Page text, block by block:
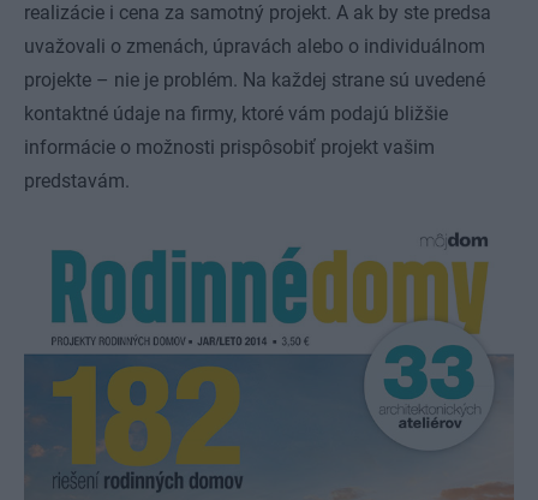
realizácie i cena za samotný projekt. A ak by ste predsa
uvažovali o zmenách, úpravách alebo o individuálnom
projekte – nie je problém. Na každej strane sú uvedené
kontaktné údaje na firmy, ktoré vám podajú bližšie
informácie o možnosti prispôsobiť projekt vašim
predstavám.